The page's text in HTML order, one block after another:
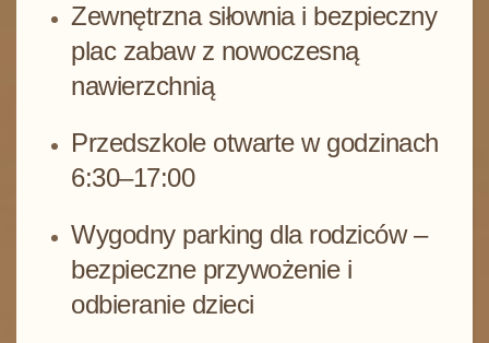
Zewnętrzna siłownia i bezpieczny
plac zabaw z nowoczesną
nawierzchnią
Przedszkole otwarte w godzinach
6:30–17:00
Wygodny parking dla rodziców –
bezpieczne przywożenie i
odbieranie dzieci